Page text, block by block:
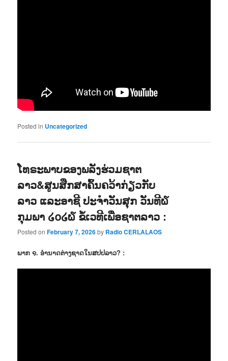
Posted in Uncategorized
ໂທຣະພາບຂອງພລັງຮ່ວມຊາຕ
ລາວ&ສູນສືກສາຄົ້ນຄວ້າກ່ຽວກັບ
ລາວ ແລະອາຊີ ປະຈຳວັນສຸກ ວັນທີ໖
ກຸມພາ ໒໐໒໖ ຂໍ້ເວທີເພື່ອຊາຕລາວ :
Posted onFebruary 7, 2026by Radio CERLALAOS
ພາກ ໑. ອຳນາດຕ່າງຊາດໃນສປປລາວ? :